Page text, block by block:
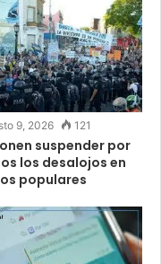
9, 2026 121
suspender por
los desalojos en
populares